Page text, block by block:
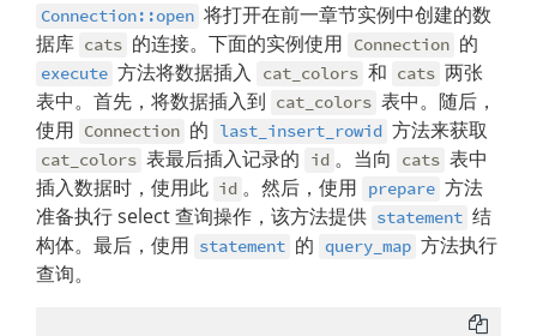
Connection::open 将打开在前一章节实例中创建的数
据库 cats 的连接。下面的实例使用 Connection 的
execute 方法将数据插入 cat_colors 和 cats 两张
表中。首先，将数据插入到 cat_colors 表中。随后，
使用 Connection 的 last_insert_rowid 方法来获取
cat_colors 表最后插入记录的 id 。当向 cats 表中
插入数据时，使用此 id 。然后，使用 prepare 方法
准备执行 select 查询操作，该方法提供 statement 结
构体。最后，使用 statement 的 query_map 方法执行
查询。